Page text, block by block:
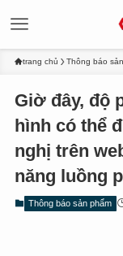
trang chủ Thông báo
Giờ đây, độ
hình có thể
nghị trên
năng luồng
Thông báo sản phẩm